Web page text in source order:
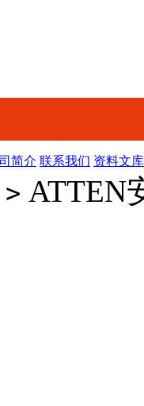
简介 联系我们 资料文库
> ATTEN